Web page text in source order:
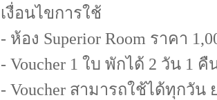
เงื่อนไขการใช้
- ห้อง Superior Room ราคา
- Voucher 1 ใบ พักได้ 2 วัน 1
- Voucher สามารถใช้ได้ทุกวัน